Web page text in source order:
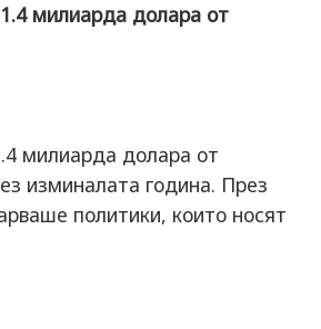
милиарда долара от
милиарда долара от
изминалата година. През
политики, които носят